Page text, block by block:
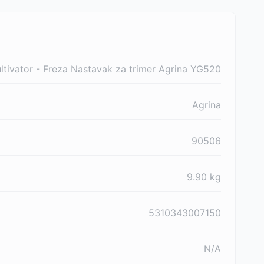
- Freza Nastavak za trimer Agrina YG520
Agrina
90506
9.90 kg
5310343007150
N/A